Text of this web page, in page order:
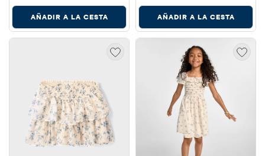
AÑADIR A LA CESTA AÑADIR A LA CESTA